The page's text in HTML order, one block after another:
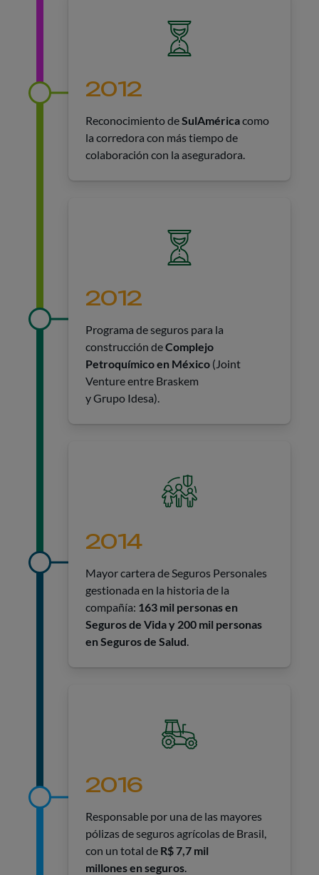
2012
Reconocimiento de SulAméricacomo
la corredora con más tiempo de
colaboración con la aseguradora.
2012
Programa de seguros para la
construcción deComplejo
Petroquímico en México (Joint
Venture entre Braskem
y Grupo Idesa).
2014
Mayor cartera de Seguros Personales
gestionada en la historia de la
compañía: 163 mil personas en
Seguros de Vida y 200 mil personas
en Seguros de Salud
2016
Responsable por una de las mayores
pólizas de seguros agrícolas de Brasil,
con un total de R$ 7,7 mil
millones en seguros